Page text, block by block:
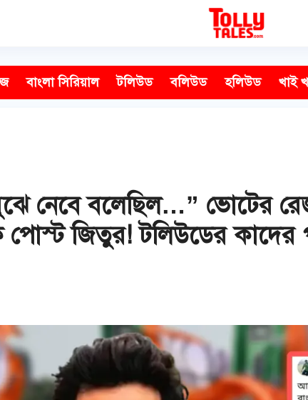
বাংলা সিরিয়াল টলিউড বলিউড হলিউড খাই
নেবে বলেছিল…” ভোটের
পোস্ট জিতুর! টলিউডের কাদের